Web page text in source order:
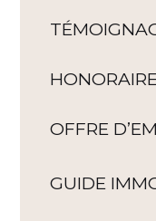
OFFRE
GUIDE